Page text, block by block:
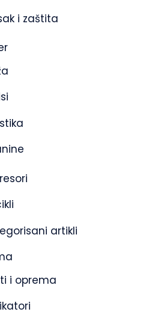
i zaštita
artikli
i oprema